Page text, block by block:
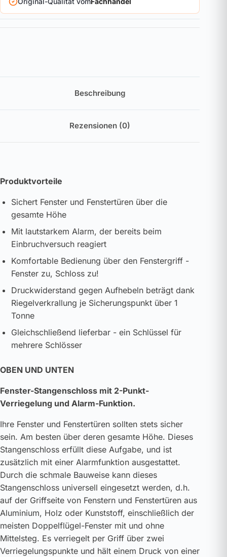
Beschreibung
Rezensionen (0)
Produktvorteile
Sichert Fenster und Fenstertüren über die
gesamte Höhe
Mit lautstarkem Alarm, der bereits beim
Einbruchversuch reagiert
Komfortable Bedienung über den Fenstergriff -
Fenster zu, Schloss zu!
Druckwiderstand gegen Aufhebeln beträgt dank
Riegelverkrallung je Sicherungspunkt über 1
Tonne
Gleichschließend lieferbar - ein Schlüssel für
mehrere Schlösser
OBEN UND UNTEN
Fenster-Stangenschloss mit 2-Punkt-
Verriegelung und Alarm-Funktion.
Ihre Fenster und Fenstertüren sollten stets sicher
sein. Am besten über deren gesamte Höhe. Dieses
Stangenschloss erfüllt diese Aufgabe, und ist
zusätzlich mit einer Alarmfunktion ausgestattet.
Durch die schmale Bauweise kann dieses
Stangenschloss universell eingesetzt werden, d.h.
auf der Griffseite von Fenstern und Fenstertüren aus
Aluminium, Holz oder Kunststoff, einschließlich der
meisten Doppelflügel-Fenster mit und ohne
Mittelsteg. Es verriegelt per Griff über zwei
Verriegelungspunkte und hält einem Druck von einer